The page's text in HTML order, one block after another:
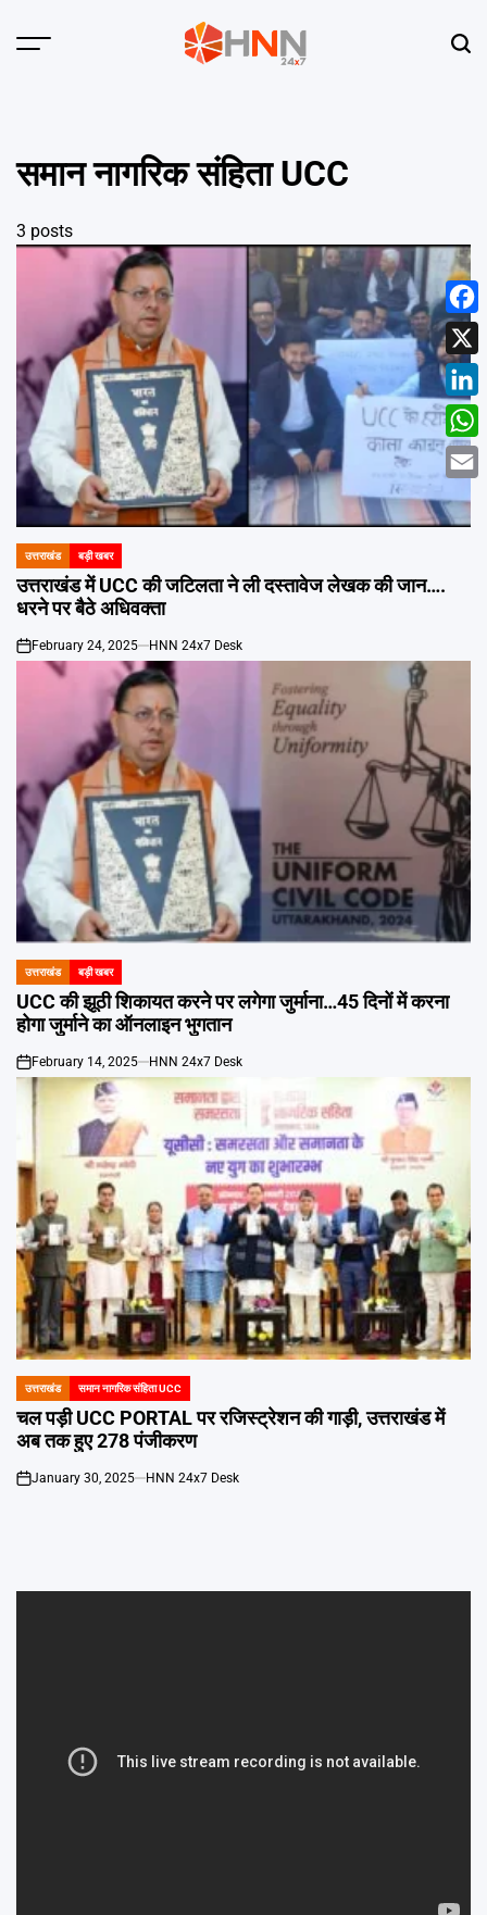
Menu
समान नागरिक संहिता UCC
3 posts
POSTED
IN
उत्तराखंड बड़ी खबर
उत्तराखंड में UCC की जटिलता ने ली दस्तावेज लेखक की जान….
धरने पर बैठे अधिवक्ता
on
February 24, 2025 HNN 24x7 Desk
POSTED
IN
उत्तराखंड बड़ी खबर
UCC की झूठी शिकायत करने पर लगेगा जुर्माना…45 दिनों में करना
होगा जुर्माने का ऑनलाइन भुगतान
on
February 14, 2025 HNN 24x7 Desk
POSTED
IN
उत्तराखंड समान नागरिक संहिता UCC
चल पड़ी UCC PORTAL पर रजिस्ट्रेशन की गाड़ी, उत्तराखंड में
अब तक हुए 278 पंजीकरण
on
January 30, 2025 HNN 24x7 Desk
X